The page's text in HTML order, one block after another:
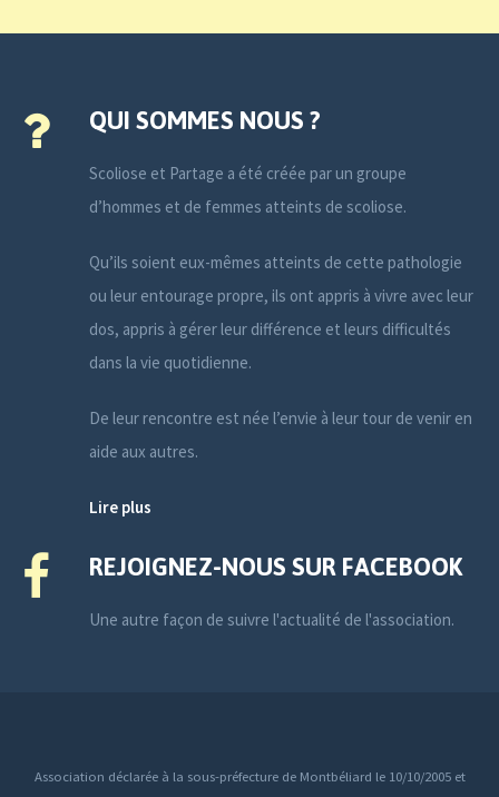
QUI SOMMES NOUS ?
Scoliose et Partage a été créée par un groupe
d’hommes et de femmes atteints de scoliose.
Qu’ils soient eux-mêmes atteints de cette pathologie
ou leur entourage propre, ils ont appris à vivre avec leur
dos, appris à gérer leur différence et leurs difficultés
dans la vie quotidienne.
De leur rencontre est née l’envie à leur tour de venir en
aide aux autres.
Lire plus
REJOIGNEZ-NOUS SUR FACEBOOK
Une autre façon de suivre l'actualité de l'association.
Association déclarée à la sous-préfecture de Montbéliard le 10/10/2005 et